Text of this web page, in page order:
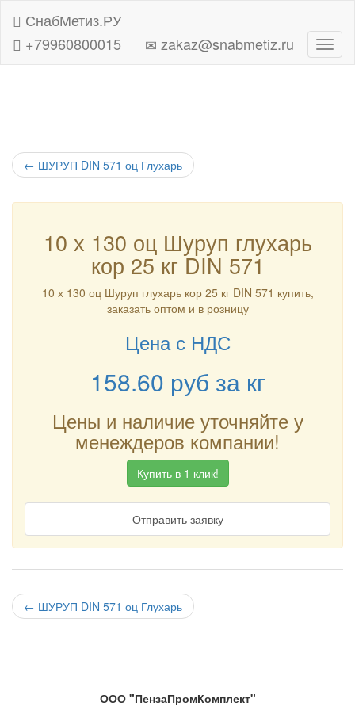
СнабМетиз.РУ
+79960800015
zakaz@snabmetiz.ru
← ШУРУП DIN 571 оц Глухарь
10 х 130 оц Шуруп глухарь
кор 25 кг DIN 571
10 х 130 оц Шуруп глухарь кор 25 кг DIN 571 купить,
заказать оптом и в розницу
Цена с НДС
158.60 руб за кг
Цены и наличие уточняйте у
менеждеров компании!
Купить в 1 клик!
Отправить заявку
← ШУРУП DIN 571 оц Глухарь
ООО "ПензаПромКомплект"